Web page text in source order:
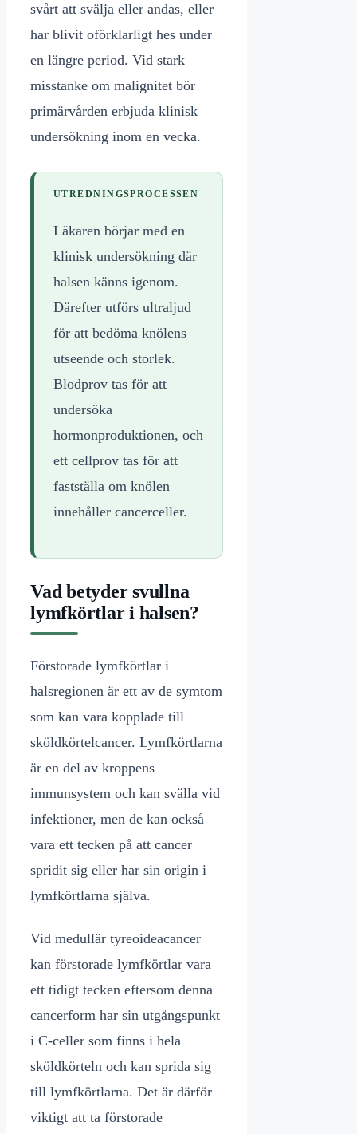
svårt att svälja eller andas, eller
har blivit oförklarligt hes under
en längre period. Vid stark
misstanke om malignitet bör
primärvården erbjuda klinisk
undersökning inom en vecka.
UTREDNINGSPROCESSEN
Läkaren börjar med en
klinisk undersökning där
halsen känns igenom.
Därefter utförs ultraljud
för att bedöma knölens
utseende och storlek.
Blodprov tas för att
undersöka
hormonproduktionen, och
ett cellprov tas för att
fastställa om knölen
innehåller cancerceller.
Vad betyder svullna
lymfkörtlar i halsen?
Förstorade lymfkörtlar i
halsregionen är ett av de symtom
som kan vara kopplade till
sköldkörtelcancer. Lymfkörtlarna
är en del av kroppens
immunsystem och kan svälla vid
infektioner, men de kan också
vara ett tecken på att cancer
spridit sig eller har sin origin i
lymfkörtlarna själva.
Vid medullär tyreoideacancer
kan förstorade lymfkörtlar vara
ett tidigt tecken eftersom denna
cancerform har sin utgångspunkt
i C-celler som finns i hela
sköldkörteln och kan sprida sig
till lymfkörtlarna. Det är därför
viktigt att ta förstorade